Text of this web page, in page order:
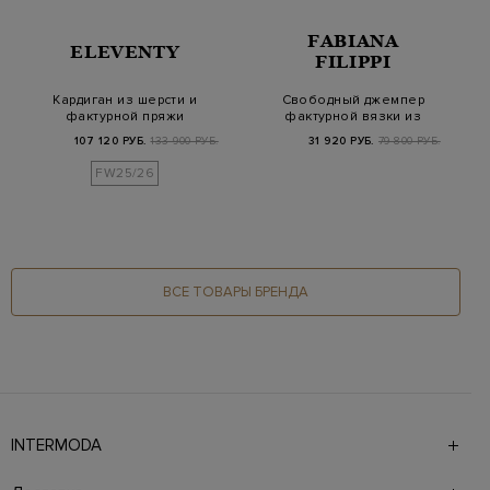
ELEVENTY
Кардиган из шерсти и
фактурной пряжи
107 120 РУБ. 133 900 РУБ.
FW25/26
FABIANA
FILIPPI
Свободный джемпер
фактурной вязки из
31 920 РУБ. 79 800 РУБ.
ВСЕ ТОВАРЫ БРЕНДА
INTERMODA
брендов на 4 этажах в самом центре города. На сайте